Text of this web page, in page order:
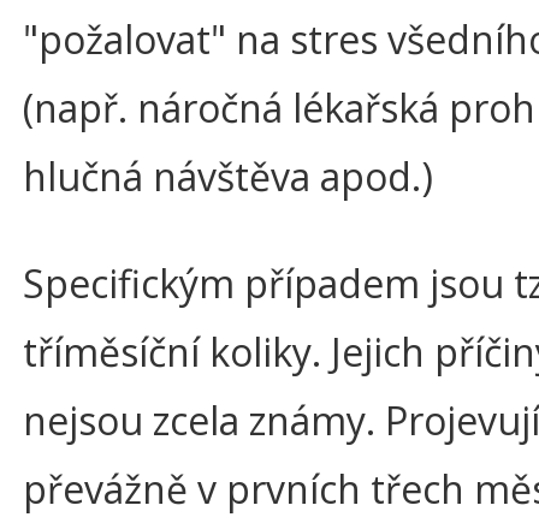
"požalovat" na stres
(např. náročná lékařská
hlučná návštěva apod.)
Specifickým případem jsou
tříměsíční koliky. Jejich
nejsou zcela známy.
převážně v prvních třech